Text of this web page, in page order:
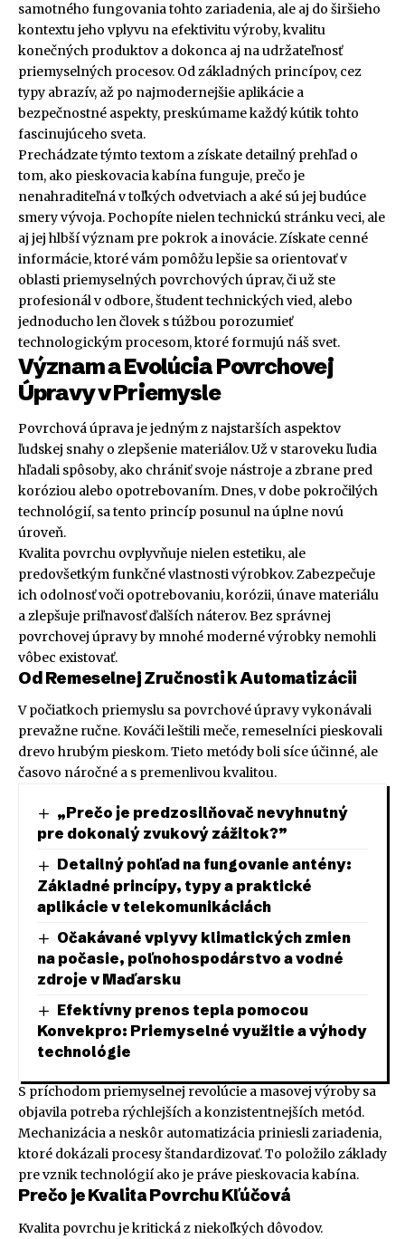
samotného fungovania tohto zariadenia, ale aj do širšieho
kontextu jeho vplyvu na efektivitu výroby, kvalitu
konečných produktov a dokonca aj na udržateľnosť
priemyselných procesov. Od základných princípov, cez
typy abrazív, až po najmodernejšie aplikácie a
bezpečnostné aspekty, preskúmame každý kútik tohto
fascinujúceho sveta.
Prechádzate týmto textom a získate detailný prehľad o
tom, ako pieskovacia kabína funguje, prečo je
nenahraditeľná v toľkých odvetviach a aké sú jej budúce
smery vývoja. Pochopíte nielen technickú stránku veci, ale
aj jej hlbší význam pre pokrok a inovácie. Získate cenné
informácie, ktoré vám pomôžu lepšie sa orientovať v
oblasti priemyselných povrchových úprav, či už ste
profesionál v odbore, študent technických vied, alebo
jednoducho len človek s túžbou porozumieť
technologickým procesom, ktoré formujú náš svet.
Význam a Evolúcia Povrchovej
Úpravy v Priemysle
Povrchová úprava je jedným z najstarších aspektov
ľudskej snahy o zlepšenie materiálov. Už v staroveku ľudia
hľadali spôsoby, ako chrániť svoje nástroje a zbrane pred
koróziou alebo opotrebovaním. Dnes, v dobe pokročilých
technológií, sa tento princíp posunul na úplne novú
úroveň.
Kvalita povrchu ovplyvňuje nielen estetiku, ale
predovšetkým funkčné vlastnosti výrobkov. Zabezpečuje
ich odolnosť voči opotrebovaniu, korózii, únave materiálu
a zlepšuje priľnavosť ďalších náterov. Bez správnej
povrchovej úpravy by mnohé moderné výrobky nemohli
vôbec existovať.
Od Remeselnej Zručnosti k Automatizácii
V počiatkoch priemyslu sa povrchové úpravy vykonávali
prevažne ručne. Kováči leštili meče, remeselníci pieskovali
drevo hrubým pieskom. Tieto metódy boli síce účinné, ale
časovo náročné a s premenlivou kvalitou.
„Prečo je predzosilňovač nevyhnutný
pre dokonalý zvukový zážitok?”
Detailný pohľad na fungovanie antény:
Základné princípy, typy a praktické
aplikácie v telekomunikáciách
Očakávané vplyvy klimatických zmien
na počasie, poľnohospodárstvo a vodné
zdroje v Maďarsku
Efektívny prenos tepla pomocou
Konvekpro: Priemyselné využitie a výhody
technológie
S príchodom priemyselnej revolúcie a masovej výroby sa
objavila potreba rýchlejších a konzistentnejších metód.
Mechanizácia a neskôr automatizácia priniesli zariadenia,
ktoré dokázali procesy štandardizovať. To položilo základy
pre vznik technológií ako je práve pieskovacia kabína.
Prečo je Kvalita Povrchu Kľúčová
Kvalita povrchu je kritická z niekoľkých dôvodov.